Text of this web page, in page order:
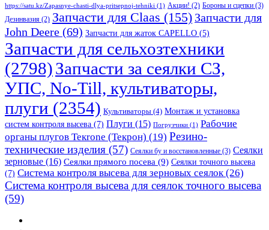
https://satu.kz/Zapasnye-chasti-dlya-pritsepnoj-tehniki (1) Акции! (2) Бороны и сцепки (3)
Дезинвазия (2) Запчасти для Claas (155) Запчасти для
John Deere (69) Запчасти для жаток CAPELLO (5)
Запчасти для сельхозтехники
(2798)Запчасти за сеялки СЗ,
УПС, No-Till, культиваторы,
плуги (2354) Культиваторы (4) Монтаж и установка
систем контроля высева (7) Плуги (15) Погрузчики (1) Рабочие
органы плугов Текrоne (Текрон) (19) Резино-
технические изделия (57) Сеялки бу и восстановленные (3) Сеялки
зерновые (16) Сеялки прямого посева (9) Сеялки точного высева
(7) Система контроля высева для зерновых сеялок (26)
Система контроля высева для сеялок точного высева
(59)